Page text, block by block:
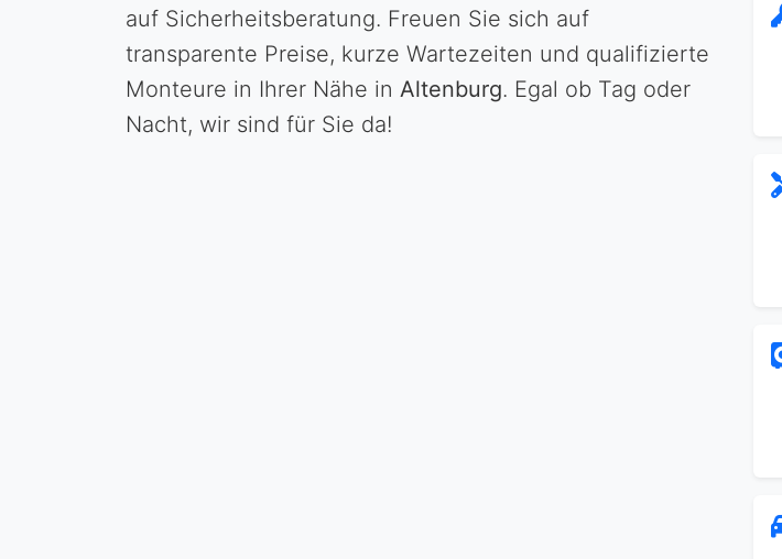
auf Sicherheitsberatung. Freuen Sie sich auf
transparente Preise, kurze Wartezeiten und qualifizierte
Monteure in Ihrer Nähe in Altenburg. Egal ob Tag oder
Nacht, wir sind für Sie da!